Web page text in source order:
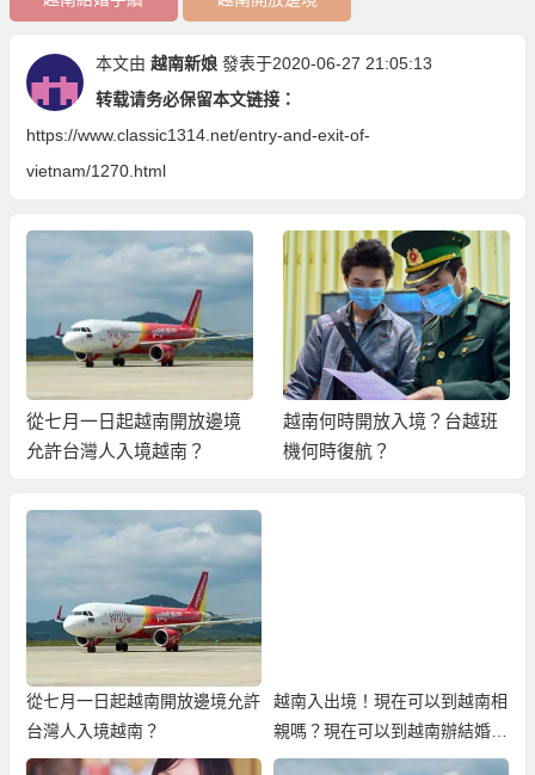
本文由 越南新娘 發表于2020-06-27 21:05:13
转载请务必保留本文链接：
https://www.classic1314.net/entry-and-exit-of-
vietnam/1270.html
從七月一日起越南開放邊境
允許台灣人入境越南？
越南何時開放入境？台越班
機何時復航？
從七月一日起越南開放邊境允許
台灣人入境越南？
越南入出境！現在可以到越南相
親嗎？現在可以到越南辦結婚手
續嗎？